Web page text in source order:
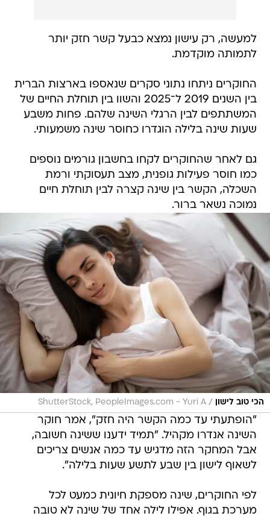
למעשה, רק עישון נמצא כבעל קשר חזק יותר
לתמותה מוקדמת.
החוקרים ניתחו נתוני סקרים שנאספו בארצות הברית
בין השנים 2019 ל־2025 והשוו בין תוחלת החיים של
המשתתפים לבין הרגלי השינה שלהם. פחות משבע
שעות שינה בלילה הוגדרו כחוסר שינה משמעותי.
גם לאחר שהחוקרים לקחו בחשבון גורמים נוספים
כמו חוסר פעילות גופנית, מצב תעסוקתי ורמת
השכלה, הקשר בין שינה קצרה לבין תוחלת חיים
נמוכה נשאר ברור.
הכי טוב לישון /
ShutterStock, PeopleImages.com - Yuri A
"הופתעתי עד כמה הקשר היה חזק", אמר חוקר
השינה אנדרו מקהיל. "תמיד ידענו ששינה חשובה,
אבל המחקר הזה מדגיש עד כמה אנשים צריכים
לשאוף לישון בין שבע לתשע שעות בלילה".
לפי החוקרים, שינה מספקת חיונית כמעט לכל
מערכת בגוף. אפילו לילה אחד של שינה לא טובה